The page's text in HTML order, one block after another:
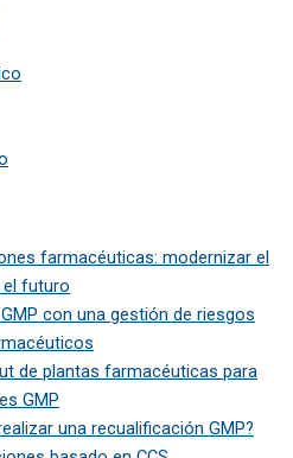
farmacéuticas: modernizar el
el futuro
con una gestión de riesgos
de plantas farmacéuticas para
GMP
una recualificación GMP?